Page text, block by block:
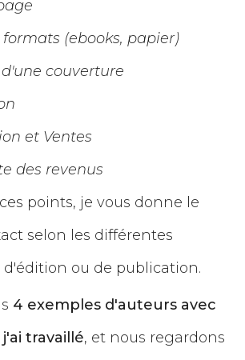
formats (ebooks, papier)
couverture
et Ventes
des revenus
points, je vous donne le
selon les différentes
ou de publication.
4 exemples d'auteurs avec
j'ai travaillé, et nous regardons